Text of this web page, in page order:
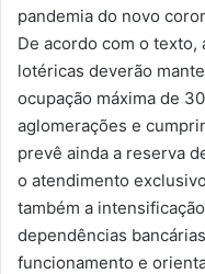
pandemia do novo
De acordo com o texto,
lotéricas deverão
ocupação máxima de
aglomerações e
prevê ainda a reserva
o atendimento
também a
dependências
funcionamento e